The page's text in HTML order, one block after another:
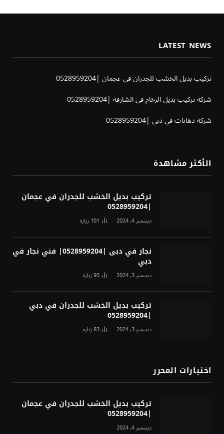
LATEST NEWS
تركيب بديل الخشب للجدران في عجمان |0528959204
شركة تركيب بديل الرخام في الشارقة |0528959204
شركة دهانات في دبي |0528959204
الأكثر مشاهدة
تركيب بديل الخشب للجدران في عجمان
|0528959204
ديسمبر 4, 2024 101زيارة
نجار في دبى |0528959204| فني نجار في
دبي
ديسمبر 3, 2024 95زيارة
تركيب بديل الخشب للجدران في دبي
|0528959204
ديسمبر 3, 2024 83زيارة
اختيارات المحرر
تركيب بديل الخشب للجدران في عجمان
|0528959204
ديسمبر 4, 2024